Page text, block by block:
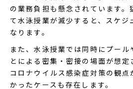
の業務負担も懸念されています。
て水泳授業が減少すると、スケジ
なります。
また、水泳授業では同時にプール
とによる密集・密接の場面が想
コロナウイルス感染症対策の観点
かったケースも存在します。